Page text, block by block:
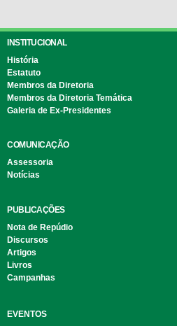
INSTITUCIONAL
História
Estatuto
Membros da Diretoria
Membros da Diretoria Temática
Galeria de Ex-Presidentes
COMUNICAÇÃO
Assessoria
Notícias
PUBLICAÇÕES
Nota de Repúdio
Discursos
Artigos
Livros
Campanhas
EVENTOS